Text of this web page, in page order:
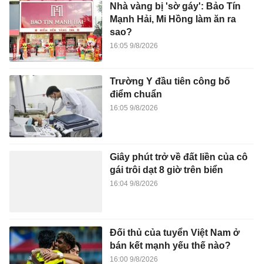
Nhà vàng bị 'sờ gáy': Bảo Tín
Mạnh Hải, Mi Hồng làm ăn ra
sao?
16:05 9/8/2026
Trường Y đầu tiên công bố
điểm chuẩn
16:05 9/8/2026
Giây phút trở về đất liền của cô
gái trôi dạt 8 giờ trên biển
16:04 9/8/2026
Đối thủ của tuyển Việt Nam ở
bán kết mạnh yếu thế nào?
16:00 9/8/2026